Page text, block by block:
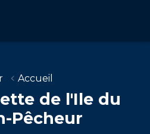
Accueil
de l'Ile du
Pêcheur